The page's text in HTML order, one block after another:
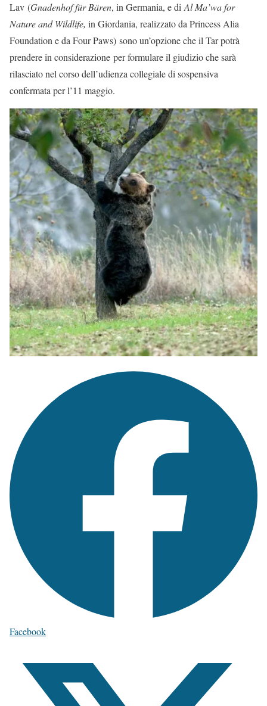
Lav (Gnadenhof für Bären, in Germania, e diAl Ma’wa for
Nature and Wildlife, in Giordania, realizzato da Princess Alia
Foundation e da Four Paws) sono un’opzione che il Tar potrà
prendere in considerazione per formulare il giudizio che sarà
rilasciato nel corso dell’udienza collegiale di sospensiva
confermata per l’11 maggio.
Facebook